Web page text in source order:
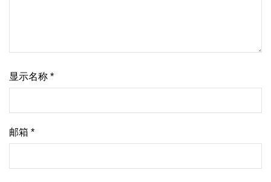
显示名称 *
邮箱 *